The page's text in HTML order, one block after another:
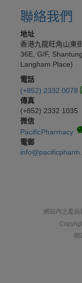
聯絡我們
地址
香港九龍旺角山東
36E, G/F,
Langham Place)
電話
(+852) 2332 0078
傳真
(+852) 2332 1035
微信
PacificPharmacy
電郵
網站內之產品
網